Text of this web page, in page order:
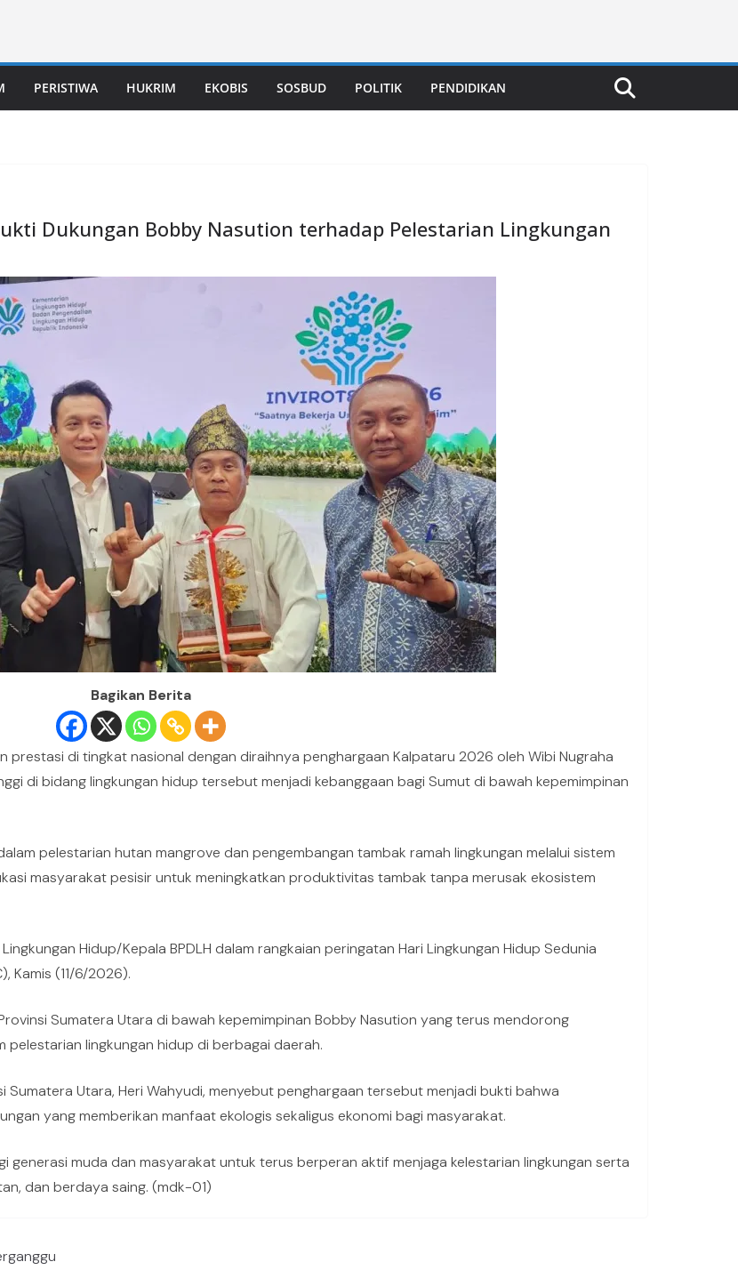
PERISTIWA HUKRIM EKOBIS SOSBUD POLITIK PENDIDIKAN
Dukungan Bobby Nasution terhadap Pelestarian Lingkungan
Bagikan Berita
prestasi di tingkat nasional dengan diraihnya penghargaan Kalpataru 2026 oleh Wibi Nugraha
di bidang lingkungan hidup tersebut menjadi kebanggaan bagi Sumut di bawah kepemimpinan
pelestarian hutan mangrove dan pengembangan tambak ramah lingkungan melalui sistem
masyarakat pesisir untuk meningkatkan produktivitas tambak tanpa merusak ekosistem
Hidup/Kepala BPDLH dalam rangkaian peringatan Hari Lingkungan Hidup Sedunia
Kamis (11/6/2026).
Sumatera Utara di bawah kepemimpinan Bobby Nasution yang terus mendorong
lingkungan hidup di berbagai daerah.
Sumatera Utara, Heri Wahyudi, menyebut penghargaan tersebut menjadi bukti bahwa
yang memberikan manfaat ekologis sekaligus ekonomi bagi masyarakat.
generasi muda dan masyarakat untuk terus berperan aktif menjaga kelestarian lingkungan serta
dan berdaya saing. (mdk-01)